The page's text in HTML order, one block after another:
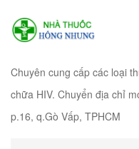
Chuyên cung cấp các loại
chữa HIV. Chuyển địa chỉ
p.16, q.Gò Vấp, TPHCM